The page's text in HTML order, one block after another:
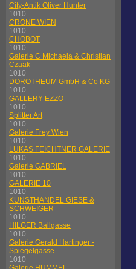
City-Antik Oliver Hunter
1010
CRONE WIEN
1010
CHOBOT
1010
Galerie C Michaela & Christian
Czaak
1010
DOROTHEUM GmbH & Co KG
1010
GALLERY EZZO
1010
Splitter Art
1010
Galerie Frey Wien
1010
LUKAS FEICHTNER GALERIE
1010
Galerie GABRIEL
1010
GALERIE 10
1010
KUNSTHANDEL GIESE &
SCHWEIGER
1010
HILGER Ballgasse
1010
Galerie Gerald Hartinger -
Spiegelgasse
1010